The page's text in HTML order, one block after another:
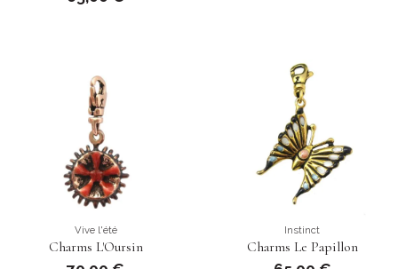
Vive l'été
Charms L'Oursin
Instinct
Charms Le Papillon